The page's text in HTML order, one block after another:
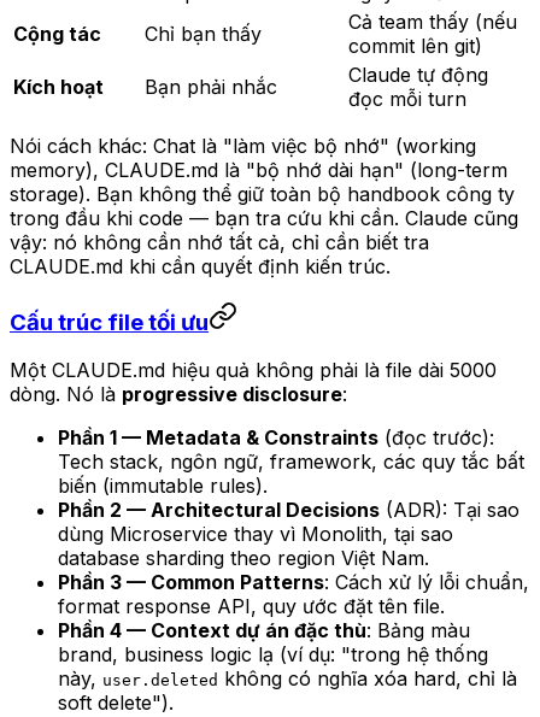
Cộng tác
Chỉ bạn thấy
Cả team thấy (nếu
commit lên git)
Kích hoạt
Bạn phải nhắc
Claude tự động
đọc mỗi turn
Nói cách khác: Chat là "làm việc bộ nhớ" (working
memory), CLAUDE.md là "bộ nhớ dài hạn" (long-term
storage). Bạn không thể giữ toàn bộ handbook công ty
trong đầu khi code — bạn tra cứu khi cần. Claude cũng
vậy: nó không cần nhớ tất cả, chỉ cần biết tra
CLAUDE.md khi cần quyết định kiến trúc.
Cấu trúc file tối ưu
Một CLAUDE.md hiệu quả không phải là file dài 5000
dòng. Nó là progressive disclosure:
Phần 1 — Metadata & Constraints (đọc trước):
Tech stack, ngôn ngữ, framework, các quy tắc bất
biến (immutable rules).
Phần 2 — Architectural Decisions (ADR): Tại sao
dùng Microservice thay vì Monolith, tại sao
database sharding theo region Việt Nam.
Phần 3 — Common Patterns: Cách xử lý lỗi chuẩn,
format response API, quy ước đặt tên file.
Phần 4 — Context dự án đặc thù: Bảng màu
brand, business logic lạ (ví dụ: "trong hệ thống
này, user.deleted không có nghĩa xóa hard, chỉ là
soft delete").